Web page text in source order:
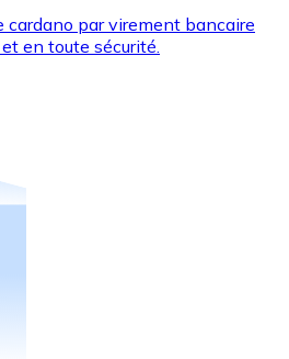
et Mastercard pour acheter
cadeaux de vos marques
cartes-cadeaux
cardano par virement bancaire
en toute sécurité.